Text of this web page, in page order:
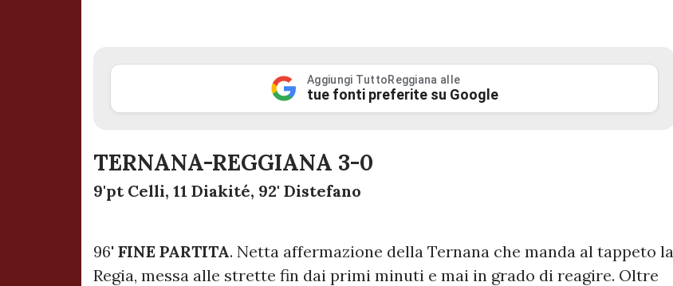
Aggiungi TuttoReggiana alle
tue fonti preferite su Google
TERNANA-REGGIANA 3-0
9'pt Celli, 11 Diakité, 92' Distefano
96' FINE PARTITA. Netta affermazione della Ternana che manda al tappeto la
Regia, messa alle strette fin dai primi minuti e mai in grado di reagire. Oltre